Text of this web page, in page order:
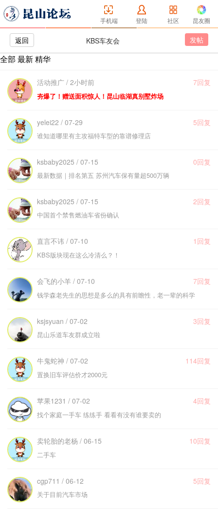
手机端 登陆 社区 昆友圈
返回 KBS车友会 发帖
全部 最新精华
活动推广 / 2小时前 7回复
夯爆了！赠送面积惊人！昆山临湖真别墅炸场
yelei22 / 07-29 5回复
谁知道哪里有主攻福特车型的靠谱修理店
ksbaby2025 / 07-15 0回复
最新数据｜排名第五 苏州汽车保有量超500万辆
ksbaby2025 / 07-15 2回复
中国首个禁售燃油车省份确认
直言不讳 / 07-10 1回复
KBS版块现在这么冷清么？！
会飞的小羊 / 07-10 7回复
钱学森老先生的思想是多么的具有前瞻性，老一辈的科学
ksjsyuan / 07-02 3回复
昆山乐道车友群成立啦
牛鬼蛇神 / 07-02 114回复
置换旧车评估价才2000元
苹果1231 / 07-02 4回复
找个家庭一手车 练练手 看看有没有谁要卖的
卖轮胎的老杨 / 06-15 10回复
二手车
cgp711 / 06-12 5回复
关于目前汽车市场